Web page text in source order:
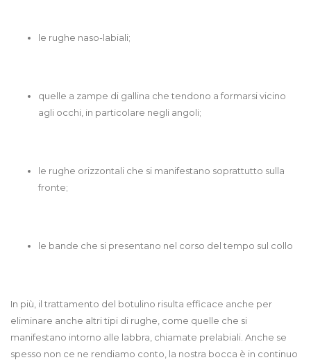
le rughe naso-labiali;
quelle a zampe di gallina che tendono a formarsi vicino
agli occhi, in particolare negli angoli;
le rughe orizzontali che si manifestano soprattutto sulla
fronte;
le bande che si presentano nel corso del tempo sul collo
In più, il trattamento del botulino risulta efficace anche per
eliminare anche altri tipi di rughe, come quelle che si
manifestano intorno alle labbra, chiamate prelabiali. Anche se
spesso non ce ne rendiamo conto, la nostra bocca è in continuo